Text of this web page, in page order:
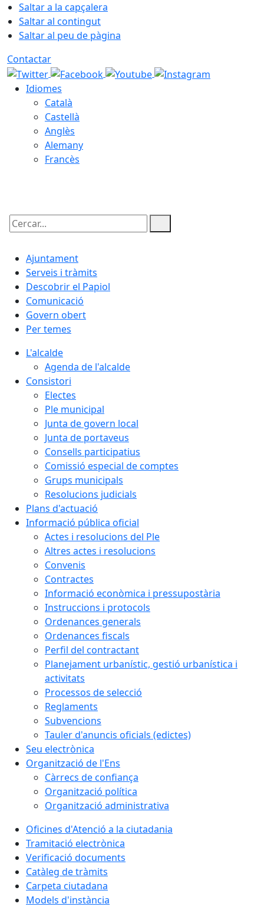
Saltar a la capçalera
Saltar al contingut
Saltar al peu de pàgina
Contactar
Idiomes
Català
Castellà
Anglès
Alemany
Francès
Cercar:
Ajuntament
Serveis i tràmits
Descobrir el Papiol
Comunicació
Govern obert
Per temes
L'alcalde
Agenda de l'alcalde
Consistori
Electes
Ple municipal
Junta de govern local
Junta de portaveus
Consells participatius
Comissió especial de comptes
Grups municipals
Resolucions judicials
Plans d'actuació
Informació pública oficial
Actes i resolucions del Ple
Altres actes i resolucions
Convenis
Contractes
Informació econòmica i pressupostària
Instruccions i protocols
Ordenances generals
Ordenances fiscals
Perfil del contractant
Planejament urbanístic, gestió urbanística i
activitats
Processos de selecció
Reglaments
Subvencions
Tauler d'anuncis oficials (edictes)
Seu electrònica
Organització de l'Ens
Càrrecs de confiança
Organització política
Organització administrativa
Oficines d'Atenció a la ciutadania
Tramitació electrònica
Verificació documents
Catàleg de tràmits
Carpeta ciutadana
Models d'instància